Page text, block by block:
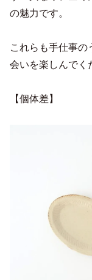
の魅力です。
これらも手仕事の
会いを楽しんでく
【個体差】